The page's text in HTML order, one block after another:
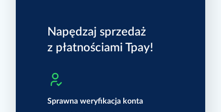
Napędzaj sprzedaż
z płatnościami Tpay!
Sprawna weryfikacja konta
SMS
Telefon